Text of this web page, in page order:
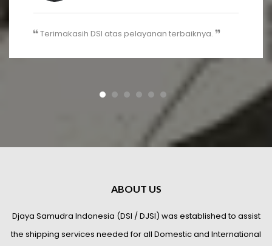
Terimakasih DSI atas pelayanan terbaiknya.
ABOUT US
Djaya Samudra Indonesia (DSI / DJSI) was established to assist
the shipping services needed for all Domestic and International